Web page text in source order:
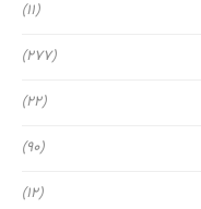
(11)
(277)
(22)
(90)
(12)